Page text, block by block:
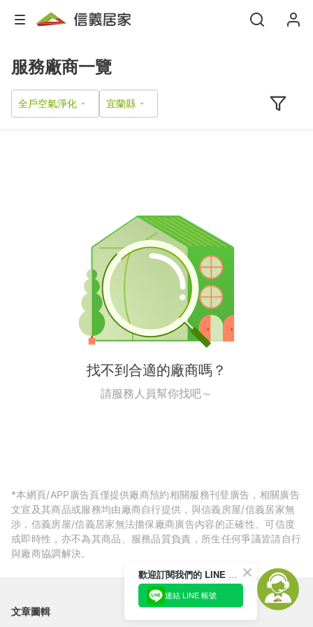
服務廠商一覽
全戶空氣淨化
找不到合適的廠商嗎？
請服務人員幫你找吧～
*本網頁/APP廣告頁僅提供廠商預約相關服務刊登廣告，相關廣告
文宣及其商品或服務均由廠商自行提供，與信義房屋/信義居家無
涉，信義房屋/信義居家無法擔保廠商廣告內容的正確性、可信度
或即時性，亦不為其商品、服務品質負責，所生任何爭議皆請自行
與廠商協調解決。
文章圖輯
歡迎訂閱我們的 LINE 官方帳號
連結 LINE 帳號